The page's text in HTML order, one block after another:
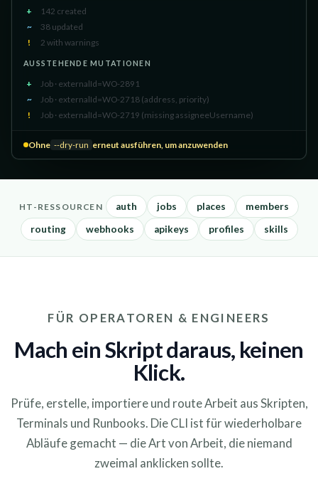
+
142 created
~
38 updated
!
2 with warnings
AUSSTEHENDE MUTATIONEN
+
Job · externalId=WO-2891
~
Job · externalId=WO-2718 (address, priority)
!
Job · externalId=WO-2719 (missing assigneeUsername)
Ohne --dry-run erneut ausführen, um anzuwenden
HT-RESSOURCEN auth jobs places
members
routing
webhooks apikeys profiles skills
FÜR OPERATOREN & ENGINEERS
Mach ein Skript daraus, keinen
Klick.
Prüfe, erstelle, importiere und route Arbeit aus Skripten,
Terminals und Runbooks. Die CLI ist für wiederholbare
Abläufe gemacht — die Art von Arbeit, die niemand
zweimal anklicken sollte.